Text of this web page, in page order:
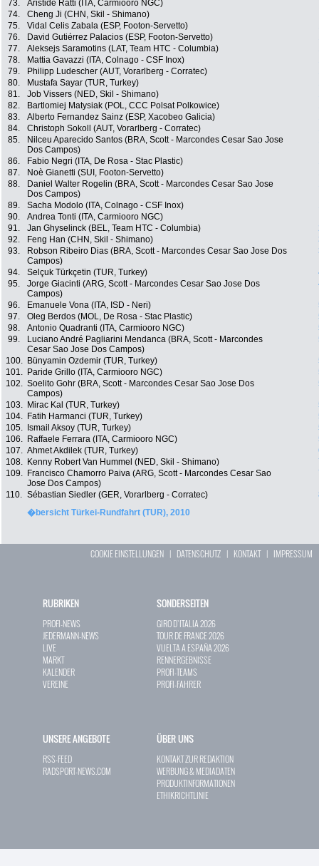
73.
Aristide Ratti (ITA, Carmiooro NGC)
74.
Cheng Ji (CHN, Skil - Shimano)
75.
Vidal Celis Zabala (ESP, Footon-Servetto)
76.
David Gutiérrez Palacios (ESP, Footon-Servetto)
77.
Aleksejs Saramotins (LAT, Team HTC - Columbia)
78.
Mattia Gavazzi (ITA, Colnago - CSF Inox)
79.
Philipp Ludescher (AUT, Vorarlberg - Corratec)
80.
Mustafa Sayar (TUR, Turkey)
81.
Job Vissers (NED, Skil - Shimano)
82.
Bartlomiej Matysiak (POL, CCC Polsat Polkowice)
83.
Alberto Fernandez Sainz (ESP, Xacobeo Galicia)
84.
Christoph Sokoll (AUT, Vorarlberg - Corratec)
85.
Nilceu Aparecido Santos (BRA, Scott - Marcondes Cesar Sao Jose
Dos Campos)
86. Fabio Negri (ITA, De Rosa - Stac Plastic)
87.
Noè Gianetti (SUI, Footon-Servetto)
88.
Daniel Walter Rogelin (BRA, Scott - Marcondes Cesar Sao Jose
Dos Campos)
89. Sacha Modolo (ITA, Colnago - CSF Inox)
90.
Andrea Tonti (ITA, Carmiooro NGC)
91.
Jan Ghyselinck (BEL, Team HTC - Columbia)
92.
Feng Han (CHN, Skil - Shimano)
93.
Robson Ribeiro Dias (BRA, Scott - Marcondes Cesar Sao Jose Dos
Campos)
94. Selçuk Türkçetin (TUR, Turkey)
95.
Jorge Giacinti (ARG, Scott - Marcondes Cesar Sao Jose Dos
Campos)
96. Emanuele Vona (ITA, ISD - Neri)
97.
Oleg Berdos (MOL, De Rosa - Stac Plastic)
98.
Antonio Quadranti (ITA, Carmiooro NGC)
99.
Luciano André Pagliarini Mendanca (BRA, Scott - Marcondes
Cesar Sao Jose Dos Campos)
100. Bünyamin Ozdemir (TUR, Turkey)
101.
Paride Grillo (ITA, Carmiooro NGC)
102. Soelito Gohr (BRA, Scott - Marcondes Cesar Sao Jose Dos
Campos)
103. Mirac Kal (TUR, Turkey)
104.
Fatih Harmanci (TUR, Turkey)
105.
Ismail Aksoy (TUR, Turkey)
106.
Raffaele Ferrara (ITA, Carmiooro NGC)
107. Ahmet Akdilek (TUR, Turkey)
108.
Kenny Robert Van Hummel (NED, Skil - Shimano)
109.
Francisco Chamorro Paiva (ARG, Scott - Marcondes Cesar Sao
Jose Dos Campos)
110. Sébastian Siedler (GER, Vorarlberg - Corratec)
�bersicht Türkei-Rundfahrt (TUR), 2010
COOKIE EINSTELLUNGEN | DATENSCHUTZ | KONTAKT| IMPRESSUM
RUBRIKEN
PROFI-NEWS
JEDERMANN-NEWS
LIVE
MARKT
KALENDER
VEREINE
SONDERSEITEN
GIRO D`ITALIA 2026
TOUR DE FRANCE 2026
VUELTA A ESPAÑA 2026
RENNERGEBNISSE
PROFI-TEAMS
PROFI-FAHRER
UNSERE ANGEBOTE
RSS-FEED
RADSPORT-NEWS.COM
ÜBER UNS
KONTAKT ZUR REDAKTION
WERBUNG & MEDIADATEN
PRODUKTINFORMATIONEN
ETHIKRICHTLINIE